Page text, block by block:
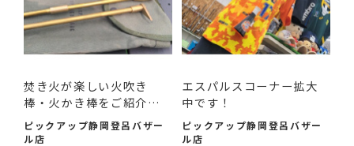
焚き火が楽しい火吹き
棒・火かき棒をご紹介い
たし...
ピックアップ静岡登呂バザー
ル店
エスパルスコーナー拡大
中です！
ピックアップ静岡登呂バザー
ル店